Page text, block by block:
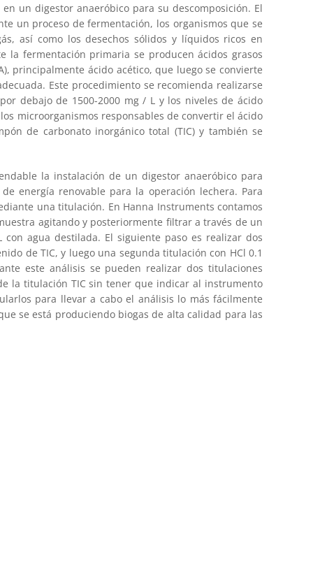
un digestor anaeróbico para su descomposición. El
un proceso de fermentación, los organismos que se
así como los desechos sólidos y líquidos ricos en
la fermentación primaria se producen ácidos grasos
principalmente ácido acético, que luego se convierte
Este procedimiento se recomienda realizarse
debajo de 1500-2000 mg / L y los niveles de ácido
microorganismos responsables de convertir el ácido
de carbonato inorgánico total (TIC) y también se
la instalación de un digestor anaeróbico para
energía renovable para la operación lechera. Para
una titulación. En Hanna Instruments contamos
agitando y posteriormente filtrar a través de un
agua destilada. El siguiente paso es realizar dos
de TIC, y luego una segunda titulación con HCl 0.1
este análisis se pueden realizar dos titulaciones
la titulación TIC sin tener que indicar al instrumento
para llevar a cabo el análisis lo más fácilmente
se está produciendo biogas de alta calidad para las